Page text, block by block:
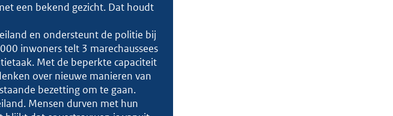
een bekend gezicht. Dat houdt
en ondersteunt de politie bij
inwoners telt 3 marechaussees
Met de beperkte capaciteit
over nieuwe manieren van
bezetting om te gaan.
Mensen durven met hun